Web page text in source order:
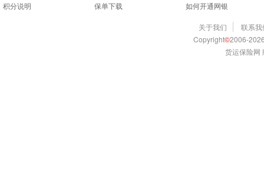
积分说明
保单下载
如何开通网银
关于我们
联系我
Copyright©2006-
货运保险网